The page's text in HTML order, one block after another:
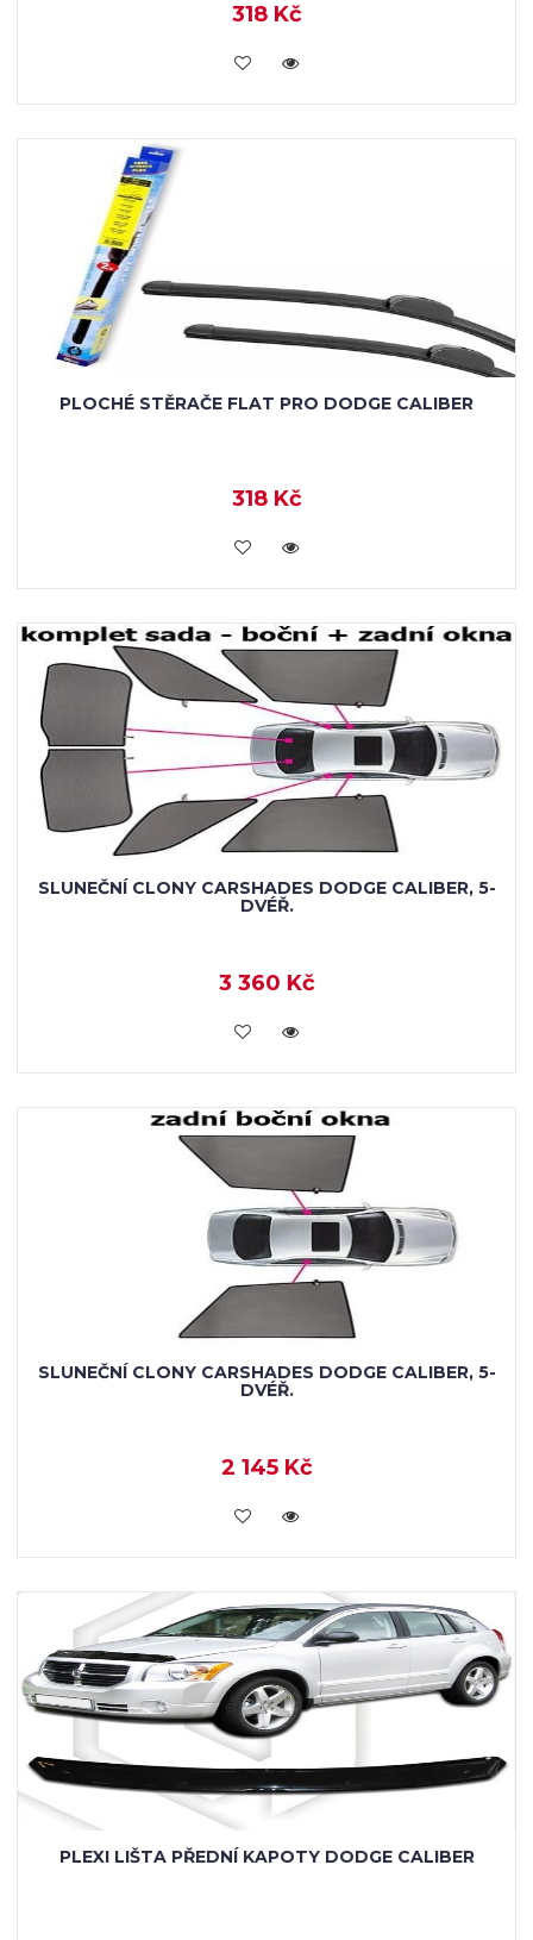
318 Kč
KOUPIT
PLOCHÉ STĚRAČE FLAT PRO DODGE CALIBER
318 Kč
KOUPIT
SLUNEČNÍ CLONY CARSHADES DODGE CALIBER, 5-
DVÉŘ.
3 360 Kč
KOUPIT
SLUNEČNÍ CLONY CARSHADES DODGE CALIBER, 5-
DVÉŘ.
2 145 Kč
KOUPIT
PLEXI LIŠTA PŘEDNÍ KAPOTY DODGE CALIBER